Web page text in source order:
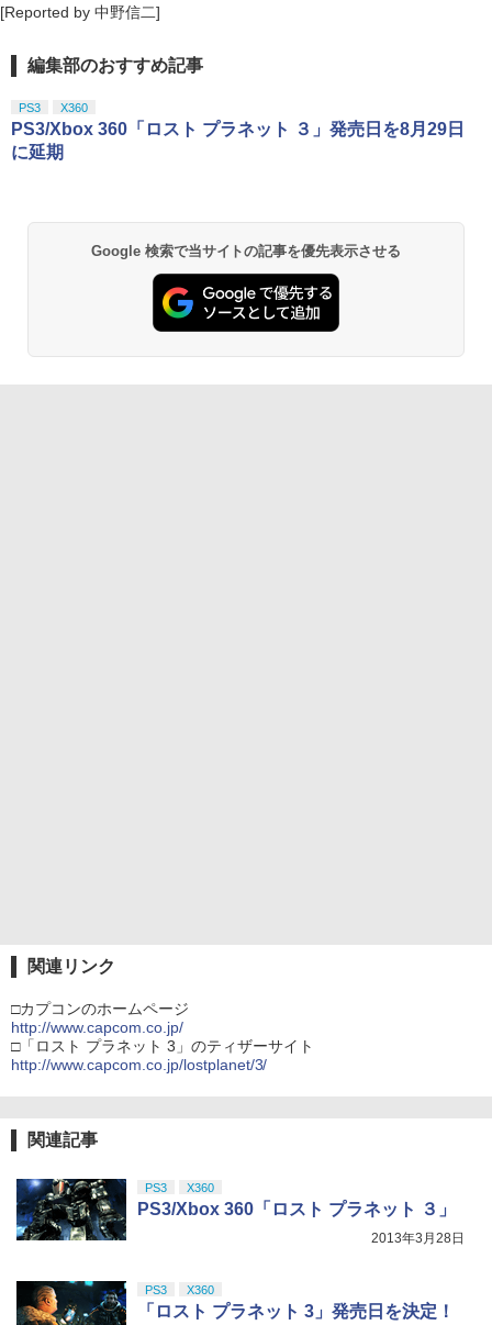
[Reported by 中野信二]
編集部のおすすめ記事
PS3 X360
PS3/Xbox 360「ロスト プラネット ３」発売日を8月29日
に延期
Google 検索で当サイトの記事を優先表示させる
関連リンク
□カプコンのホームページ
http://www.capcom.co.jp/
□「ロスト プラネット 3」のティザーサイト
http://www.capcom.co.jp/lostplanet/3/
関連記事
PS3 X360
PS3/Xbox 360「ロスト プラネット ３」
2013年3月28日
PS3 X360
「ロスト プラネット 3」発売日を決定！